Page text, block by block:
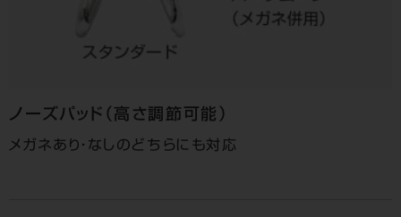
ノーズパッド （高さ調節可能）
メガネあり・なしのどちらにも対応